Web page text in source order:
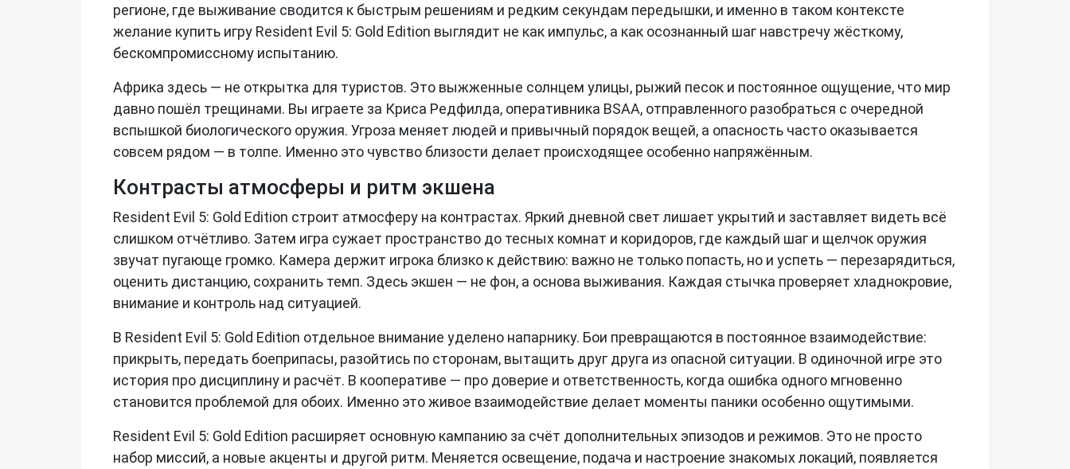
регионе, где выживание сводится к быстрым решениям и редким секундам передышки, и именно в таком контексте
желание купить игру Resident Evil 5: Gold Edition выглядит не как импульс, а как осознанный шаг навстречу жёсткому,
бескомпромиссному испытанию.
Африка здесь — не открытка для туристов. Это выжженные солнцем улицы, рыжий песок и постоянное ощущение, что мир
давно пошёл трещинами. Вы играете за Криса Редфилда, оперативника BSAA, отправленного разобраться с очередной
вспышкой биологического оружия. Угроза меняет людей и привычный порядок вещей, а опасность часто оказывается
совсем рядом — в толпе. Именно это чувство близости делает происходящее особенно напряжённым.
Контрасты атмосферы и ритм экшена
Resident Evil 5: Gold Edition строит атмосферу на контрастах. Яркий дневной свет лишает укрытий и заставляет видеть всё
слишком отчётливо. Затем игра сужает пространство до тесных комнат и коридоров, где каждый шаг и щелчок оружия
звучат пугающе громко. Камера держит игрока близко к действию: важно не только попасть, но и успеть — перезарядиться,
оценить дистанцию, сохранить темп. Здесь экшен — не фон, а основа выживания. Каждая стычка проверяет хладнокровие,
внимание и контроль над ситуацией.
В Resident Evil 5: Gold Edition отдельное внимание уделено напарнику. Бои превращаются в постоянное взаимодействие:
прикрыть, передать боеприпасы, разойтись по сторонам, вытащить друг друга из опасной ситуации. В одиночной игре это
история про дисциплину и расчёт. В кооперативе — про доверие и ответственность, когда ошибка одного мгновенно
становится проблемой для обоих. Именно это живое взаимодействие делает моменты паники особенно ощутимыми.
Resident Evil 5: Gold Edition расширяет основную кампанию за счёт дополнительных эпизодов и режимов. Это не просто
набор миссий, а новые акценты и другой ритм. Меняется освещение, подача и настроение знакомых локаций, появляется